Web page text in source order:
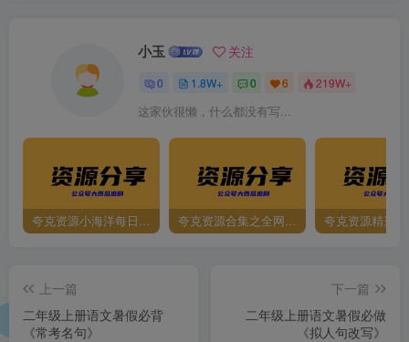
小玉 关注
0 1.8W+ 0 6 219W+
这家伙很懒，什么都没有写...
夸克资源小海洋每日更新资源大汇总（持续更新） 夸克资源合集之全网影视 夸克资源精选
上一篇
二年级上册语文暑假必背
《常考名句》
下一篇
二年级上册语文暑假必做
《拟人句改写》